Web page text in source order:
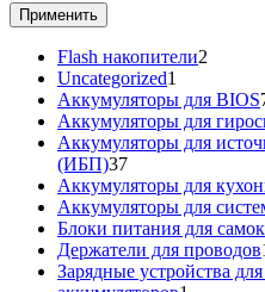
Применить
Flash накопители2
Uncategorized1
товар
Аккумуляторы для BIOS
Аккумуляторы для
Аккумуляторы для
(ИБП)3737
товаров
Аккумуляторы для
Аккумуляторы для
Блоки питания для
Держатели для проводов
Зарядные устройства